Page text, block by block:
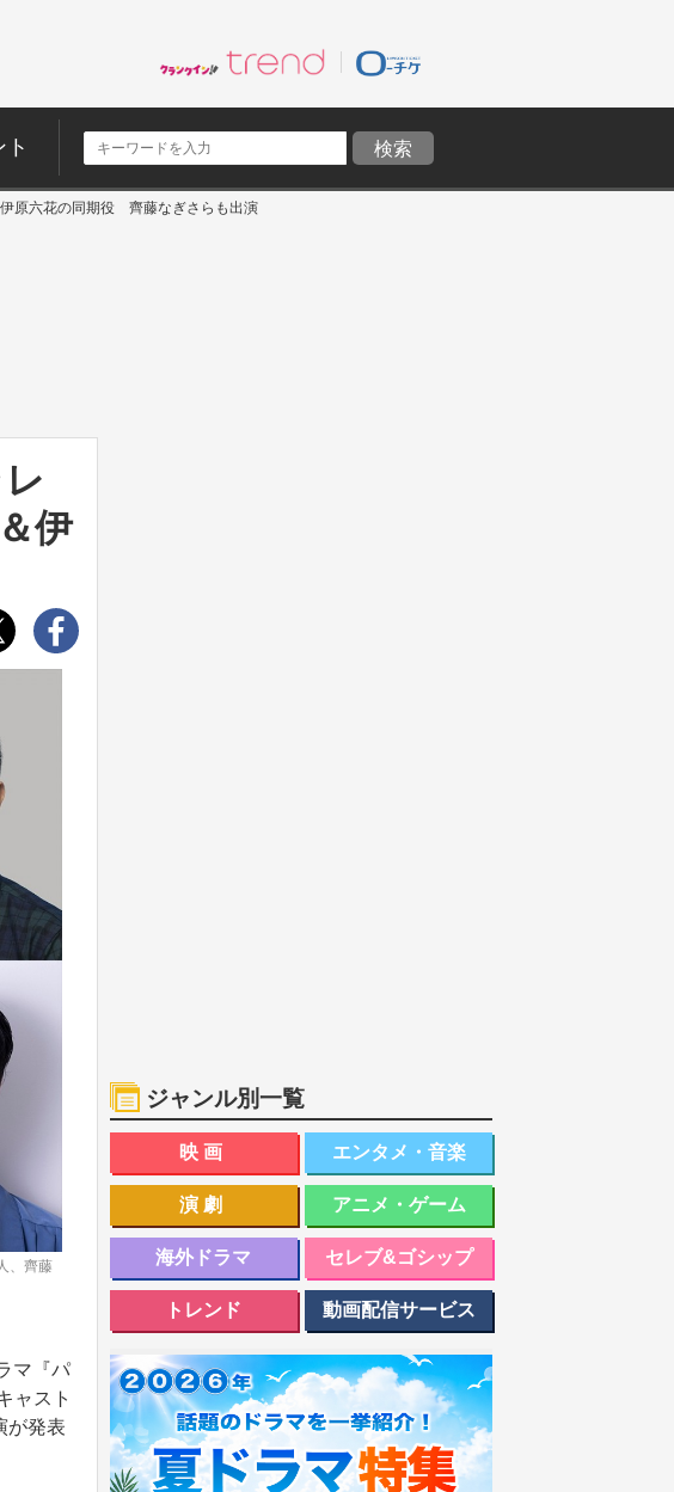
原六花の同期役 齊藤なぎさらも出演
伊
、齊藤
マ『パ
ャスト
が発表
ジャンル別一覧
映画 エンタメ・音楽
演劇 アニメ・ゲーム
海外ドラマ セレブ&ゴシップ
トレンド 動画配信サービス